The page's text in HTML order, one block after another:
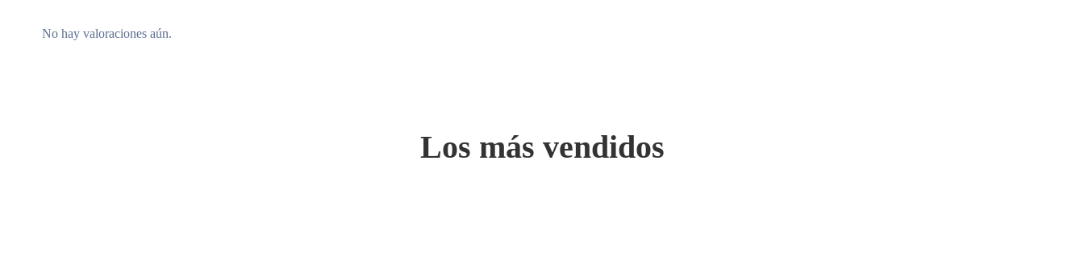
No hay valoraciones aún.
Los más vendidos